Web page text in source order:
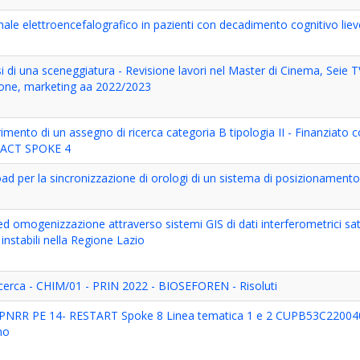
elettroencefalografico in pazienti con decadimento cognitivo
una sceneggiatura - Revisione lavori nel Master di Cinema, Seie
marketing aa 2022/2023
di un assegno di ricerca categoria B tipologia II - Finanziato
SPOKE 4
per la sincronizzazione di orologi di un sistema di posizionamento
omogenizzazione attraverso sistemi GIS di dati interferometrici
nella Regione Lazio
- CHIM/01 - PRIN 2022 - BIOSEFOREN - Risoluti
PE 14- RESTART Spoke 8 Linea tematica 1 e 2